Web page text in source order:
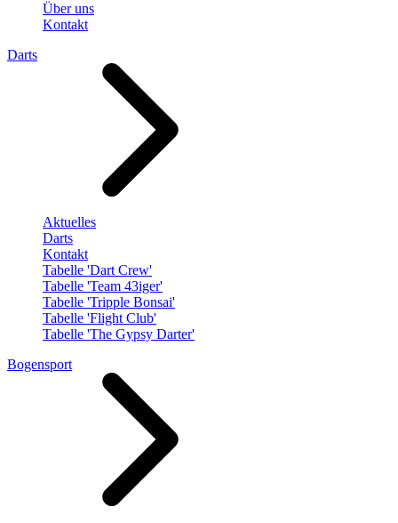
Über uns
Kontakt
Darts
Aktuelles
Darts
Kontakt
Tabelle 'Dart Crew'
Tabelle 'Team 43iger'
Tabelle 'Tripple Bonsai'
Tabelle 'Flight Club'
Tabelle 'The Gypsy Darter'
Bogensport